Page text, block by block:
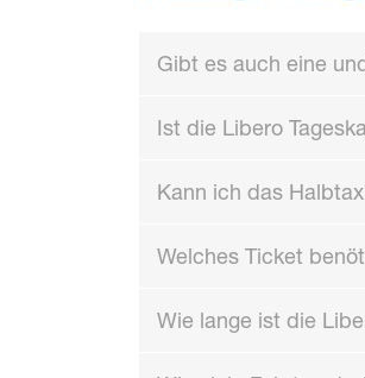
Gibt es auch eine
Ist die Libero
Kann ich das
Welches Ticket
Wie lange ist die